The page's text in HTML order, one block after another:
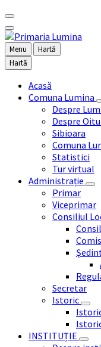
Menu
Hartă
Hartă
Acasă
Comuna Lumina
Despre
Despre
Sibioara
Comuna
Statistici
Tur virtual
Administrație
Primar
Viceprimar
Consiliul
Secretar
Istoric
INSTITUȚIE